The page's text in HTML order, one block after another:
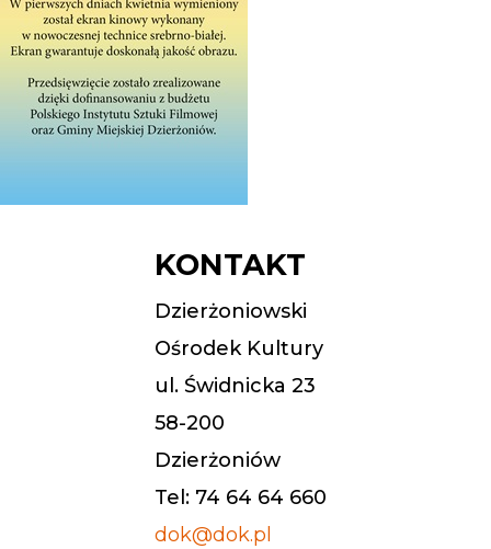
KONTAKT
Dzierżoniowski
Ośrodek Kultury
ul. Świdnicka 23
58-200
Dzierżoniów
Tel: 74 64 64 660
dok@dok.pl